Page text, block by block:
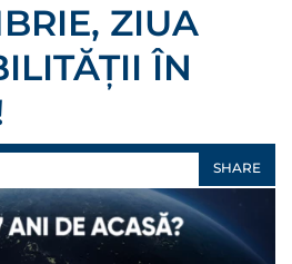
ZIUA
ÎN
SHARE